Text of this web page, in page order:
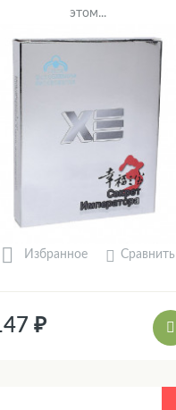
этом...
Избранное Сравнить
₽